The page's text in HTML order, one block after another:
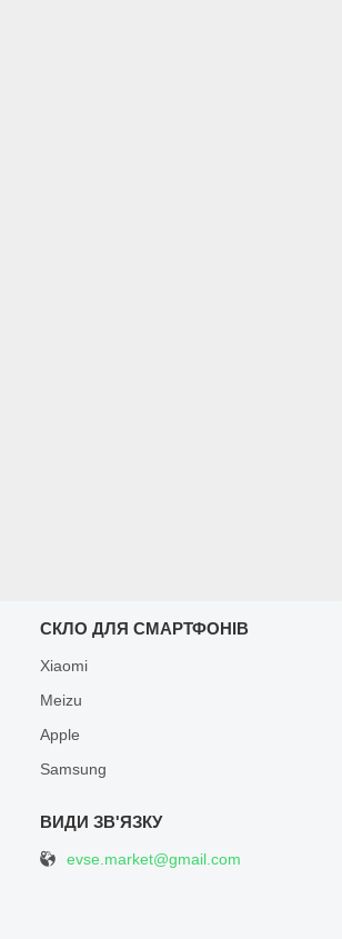
СКЛО ДЛЯ СМАРТФОНІВ
Xiaomi
Meizu
Apple
Samsung
evse.market@gmail.com